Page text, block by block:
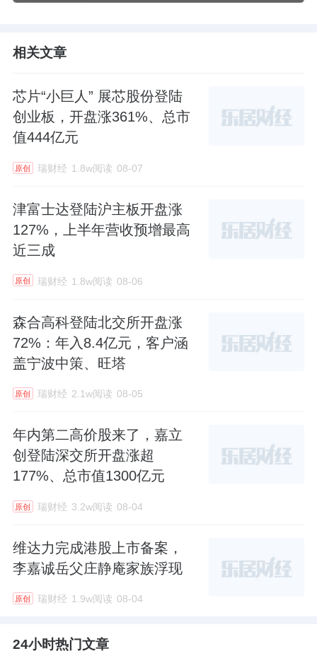
相关文章
芯片“小巨人” 展芯股份登陆
创业板，开盘涨361%、总市
值444亿元
原创 瑞财经 1.8w阅读 08-07
津富士达登陆沪主板开盘涨
127%，上半年营收预增最高
近三成
原创 瑞财经 1.8w阅读 08-06
森合高科登陆北交所开盘涨
72%：年入8.4亿元，客户涵
盖宁波中策、旺塔
原创 瑞财经 2.1w阅读 08-05
年内第二高价股来了，嘉立
创登陆深交所开盘涨超
177%、总市值1300亿元
原创 瑞财经 3.2w阅读 08-04
维达力完成港股上市备案，
李嘉诚岳父庄静庵家族浮现
原创 瑞财经 1.9w阅读 08-04
24小时热门文章